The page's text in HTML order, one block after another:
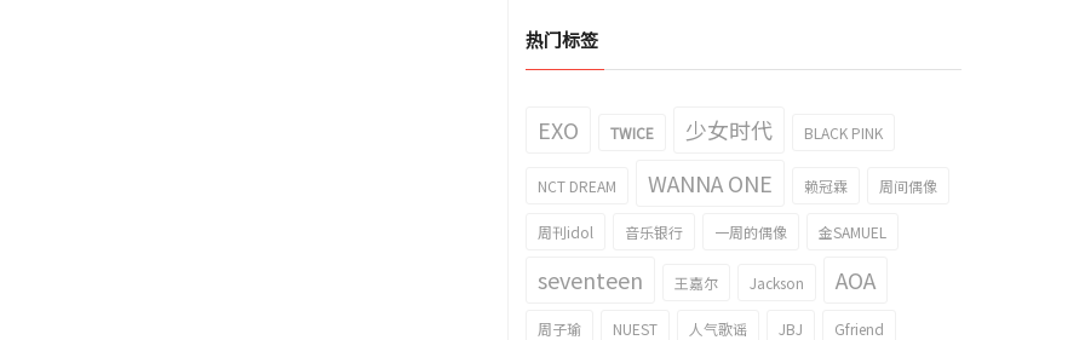
热门标签
EXO TWICE 少女时代 BLACK PINK
NCT DREAM WANNA ONE 赖冠霖 周间偶像
周刊idol 音乐银行 一周的偶像 金SAMUEL
seventeen 王嘉尔 Jackson AOA
周子瑜 NUEST 人气歌谣 JBJ Gfriend